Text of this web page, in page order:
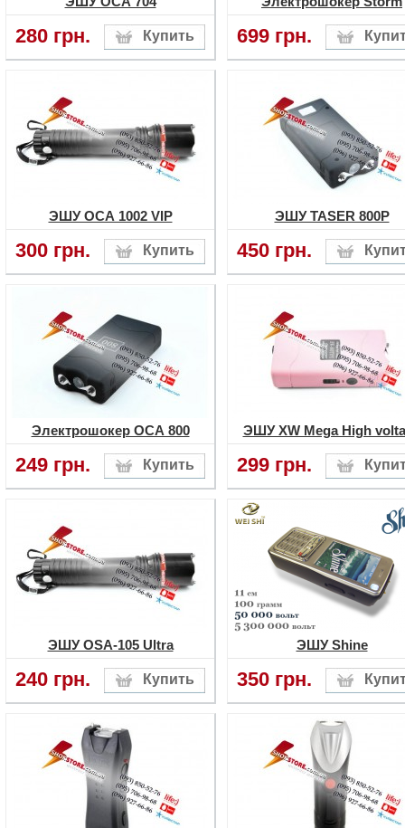
280 грн. 699 грн.
ЭШУ ОСА 1002 VIP
300 грн.
ЭШУ TASER 800P
450 грн.
Электрошокер ОСА 800
249 грн.
ЭШУ XW Mega High
299 грн.
ЭШУ OSA-105 Ultra
240 грн.
ЭШУ Shine
350 грн.